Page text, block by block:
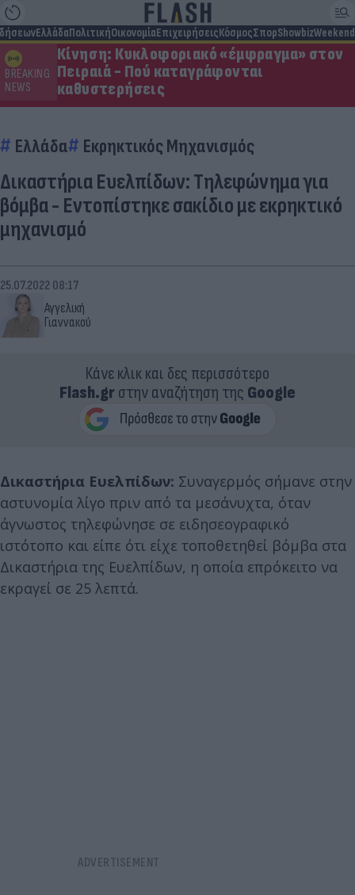
ΕλλάδαΠολιτικήΟικονομίαΕπιχειρήσειςΚόσμοςΣπορShowbizWeekend
BREAKING
NEWS
Κίνηση: Κυκλοφοριακό «έμφραγμα» στον
Πειραιά - Πού καταγράφονται
καθυστερήσεις
Ελλάδα Εκρηκτικός Μηχανισμός
Δικαστήρια Ευελπίδων: Τηλεφώνημα για
βόμβα - Εντοπίστηκε σακίδιο με εκρηκτικό
μηχανισμό
Αγγελική
Γιαννακού
25.07.2022 08:17
Κάνε κλικ και δες περισσότερο
Flash.grστην αναζήτηση της Google
Δικαστήρια Ευελπίδων: Συναγερμός σήμανε στην
αστυνομία λίγο πριν από τα μεσάνυχτα, όταν
άγνωστος τηλεφώνησε σε ειδησεογραφικό
ιστότοπο και είπε ότι είχε τοποθετηθεί βόμβα στα
Δικαστήρια της Ευελπίδων, η οποία επρόκειτο να
εκραγεί σε 25 λεπτά.